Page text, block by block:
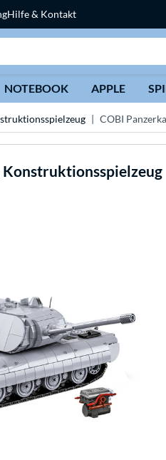
Hilfe & Kontakt
NOTEBOOK APPLE
COBI
Konstruktionsspielzeug